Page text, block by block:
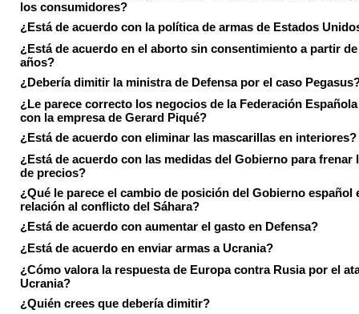
los consumidores?
¿Está de acuerdo con la política de armas de Estados
¿Está de acuerdo en el aborto sin consentimiento a partir
años?
¿Debería dimitir la ministra de Defensa por el caso
¿Le parece correcto los negocios de la Federación
con la empresa de Gerard Piqué?
¿Está de acuerdo con eliminar las mascarillas en interiores?
¿Está de acuerdo con las medidas del Gobierno para frenar
de precios?
¿Qué le parece el cambio de posición del Gobierno español
relación al conflicto del Sáhara?
¿Está de acuerdo con aumentar el gasto en Defensa?
¿Está de acuerdo en enviar armas a Ucrania?
¿Cómo valora la respuesta de Europa contra Rusia por el
Ucrania?
¿Quién crees que debería dimitir?